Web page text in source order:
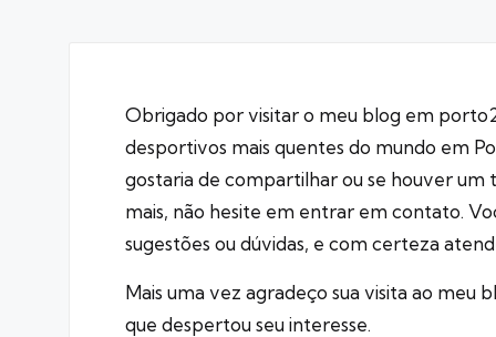
Obrigado por visitar o meu blog em
desportivos mais quentes do mundo em
gostaria de compartilhar ou se houver um
mais, não hesite em entrar em contato.
sugestões ou dúvidas, e com certeza
Mais uma vez agradeço sua visita ao
que despertou seu interesse.